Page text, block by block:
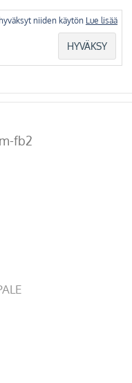
fb2
niiden käytön Lue lisää